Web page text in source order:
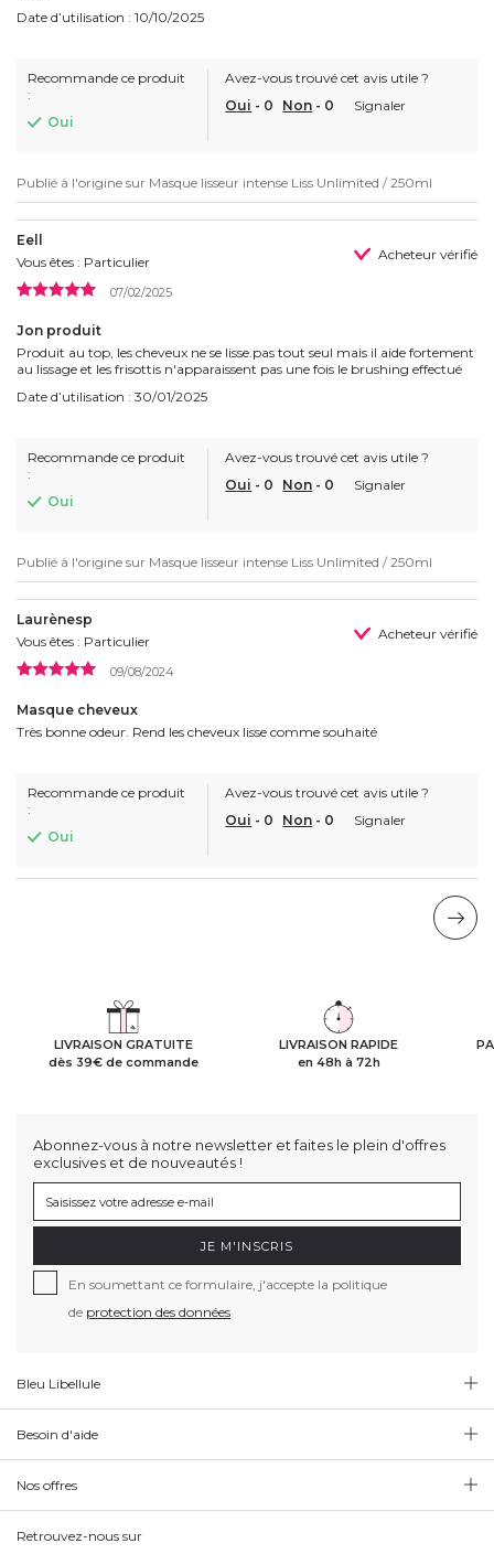
Date d’utilisation : 10/10/2025
Recommande ce produit
:
Oui
Avez-vous trouvé cet avis utile ?
Oui - 0 Non - 0 Signaler
Publié à l'origine sur Masque lisseur intense Liss Unlimited / 250ml
Eell
Vous êtes : Particulier
Acheteur vérifié
07/02/2025
Jon produit
Produit au top, les cheveux ne se lisse.pas tout seul mais il aide fortement
au lissage et les frisottis n'apparaissent pas une fois le brushing effectué
Date d’utilisation : 30/01/2025
Recommande ce produit
:
Oui
Avez-vous trouvé cet avis utile ?
Oui - 0 Non - 0 Signaler
Publié à l'origine sur Masque lisseur intense Liss Unlimited / 250ml
Laurènesp
Vous êtes : Particulier
Acheteur vérifié
09/08/2024
Masque cheveux
Très bonne odeur. Rend les cheveux lisse comme souhaité
Recommande ce produit
:
Oui
Avez-vous trouvé cet avis utile ?
Oui - 0 Non - 0 Signaler
LIVRAISON GRATUITE
dès 39€ de commande
LIVRAISON RAPIDE
en 48h à 72h
Abonnez-vous à notre newsletter et faites le plein d'offres
exclusives et de nouveautés !
JE M'INSCRIS
En soumettant ce formulaire, j'accepte la politique
de protection des données
Bleu Libellule
Besoin d'aide
Nos offres
Retrouvez-nous sur